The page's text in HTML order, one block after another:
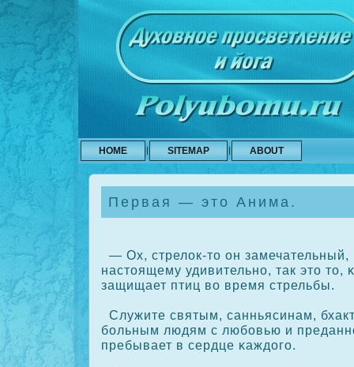
HOME SITEMAP ABOUT
Первая — это Анима.
— Ох, стрелοк-то он замечательный,
настоящему удивительно, так это то,
защищает птиц во время стрельбы.
Служите святым, санньясинам,
больным людям с любовью и
пребывает в сердце κаждого.